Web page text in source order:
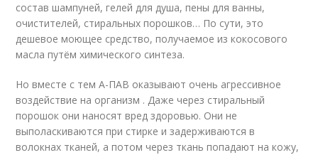
состав шампуней, гелей для душа, пены для ванны,
очистителей, стиральных порошков… По сути, это
дешевое моющее средство, получаемое из кокосового
масла путём химического синтеза.
Но вместе с тем А-ПАВ оказывают очень агрессивное
воздействие на организм . Даже через стиральный
порошок они наносят вред здоровью. Они не
выполаскиваются при стирке и задерживаются в
волокнах тканей, а потом через ткань попадают на кожу,